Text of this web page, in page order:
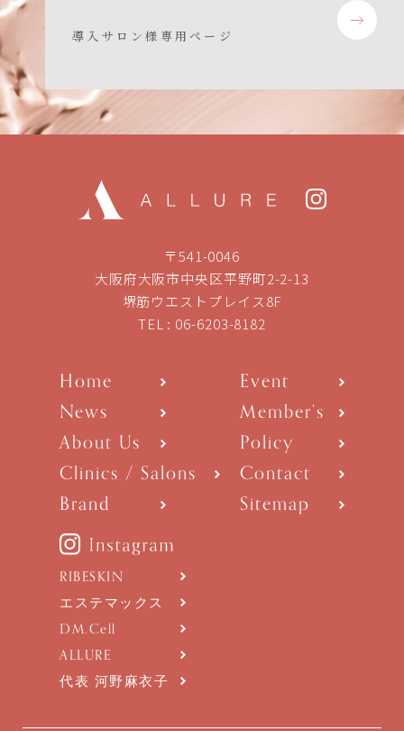
導入サロン様専用ページ
〒541-0046
大阪府大阪市中央区平野町2-2-13
堺筋ウエストプレイス8F
TEL : 06-6203-8182
Home
Event
News
Member’s
About Us
Policy
Clinics / Salons
Contact
Brand
Sitemap
RIBESKIN
エステマックス
DM.Cell
ALLURE
代表 河野麻衣子